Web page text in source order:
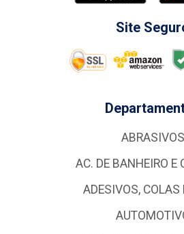
Site
ABRASIVOS
AC. DE BANHEIRO E
ADESIVOS, COLAS